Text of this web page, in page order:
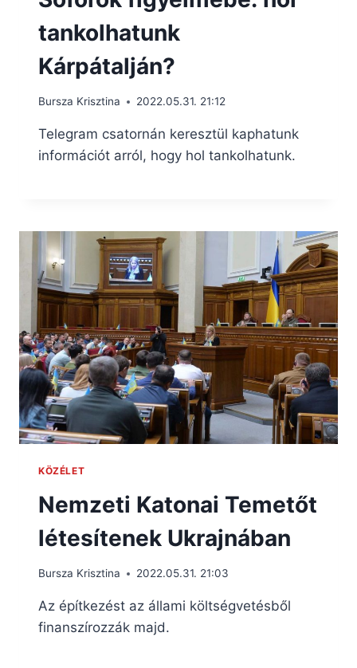
tankolhatunk
Kárpátalján?
Bursza Krisztina 2022.05.31. 21:12
Telegram csatornán keresztül kaphatunk
információt arról, hogy hol tankolhatunk.
KÖZÉLET
Nemzeti Katonai Temetőt
létesítenek Ukrajnában
Bursza Krisztina 2022.05.31. 21:03
Az építkezést az állami költségvetésből
finanszírozzák majd.